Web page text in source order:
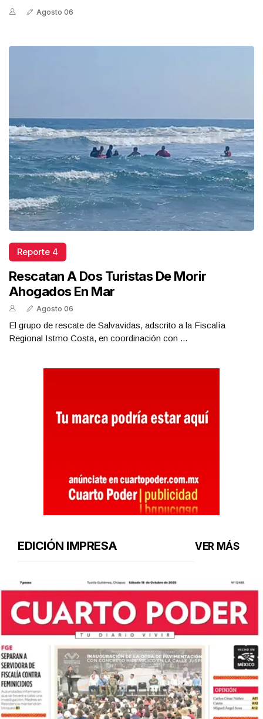
Agosto 06
Reporte 4
Rescatan A Dos Turistas De Morir
Ahogados En Mar
Agosto 06
El grupo de rescate de Salvavidas, adscrito a la Fiscalía
Regional Istmo Costa, en coordinación con ...
EDICIÓN IMPRESA VER MÁS